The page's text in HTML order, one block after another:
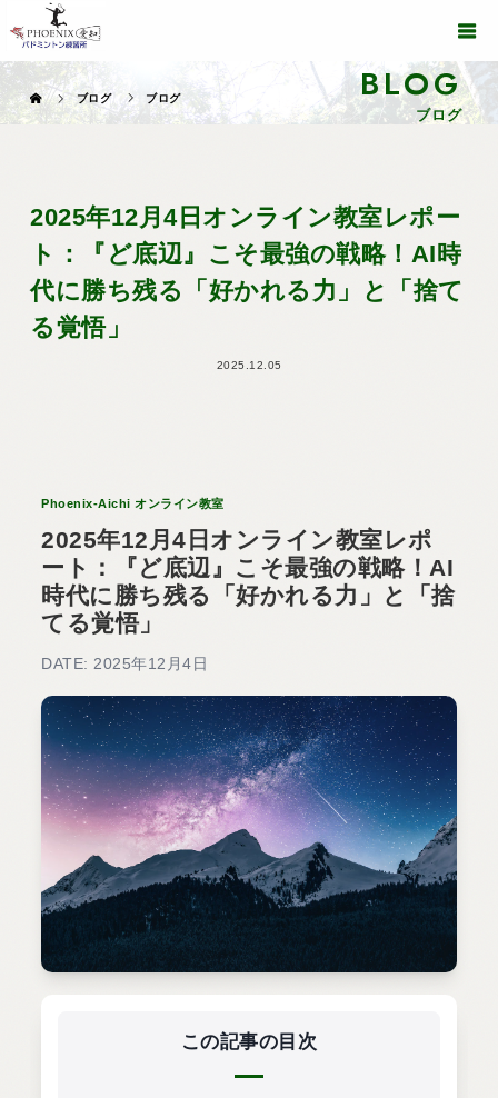
BLOG
ブログ
ブログ ブログ
2025年12月4日オンライン教室レポー
ト：『ど底辺』こそ最強の戦略！AI時
代に勝ち残る「好かれる力」と「捨て
る覚悟」
2025.12.05
Phoenix-Aichi オンライン教室
2025年12月4日オンライン教室レポ
ート：『ど底辺』こそ最強の戦略！AI
時代に勝ち残る「好かれる力」と「捨
てる覚悟」
DATE: 2025年12月4日
この記事の目次